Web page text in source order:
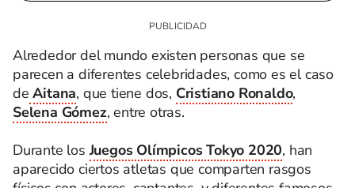
Alrededor del mundo existen personas que se
parecen a diferentes celebridades, como es el caso
de Aitana, que tiene dos, Cristiano Ronaldo,
Selena Gómez, entre otras.
Durante losJuegos Olímpicos Tokyo 2020, han
aparecido ciertos atletas que comparten rasgos